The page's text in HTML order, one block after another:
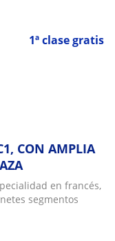
1ª clase gratis
CON AMPLIA
en francés,
segmentos